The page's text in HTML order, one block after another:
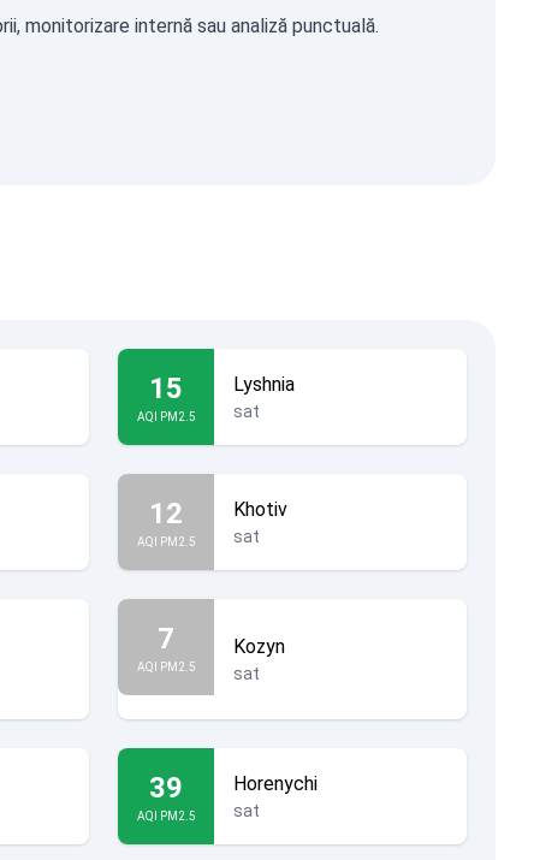
monitorizare internă sau analiză punctuală.
15
AQI PM2.5
Lyshnia
sat
12
AQI PM2.5
Khotiv
sat
7
AQI PM2.5
Kozyn
sat
39
AQI PM2.5
Horenychi
sat